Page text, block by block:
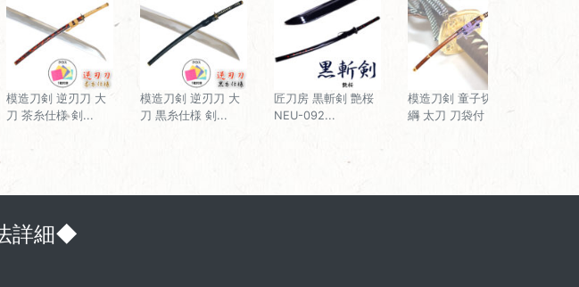
模造刀剣 逆刃刀 大
刀 茶糸仕様 剣...
模造刀剣 逆刃刀 大
刀 黒糸仕様 剣...
匠刀房 黒斬剣 艶桜
NEU-092...
模造刀剣 童子切安
綱 太刀 刀袋付 ...
詳細◆